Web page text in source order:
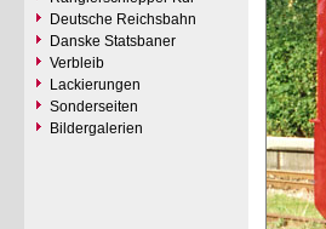
Deutsche Reichsbahn
Danske Statsbaner
Verbleib
Lackierungen
Sonderseiten
Bildergalerien